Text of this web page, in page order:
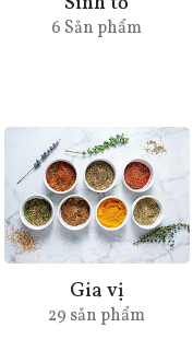
6 Sản phẩm
Gia vị
29 sản phẩm